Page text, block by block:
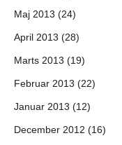
Maj 2013 (24)
April 2013 (28)
Marts 2013 (19)
Februar 2013 (22)
Januar 2013 (12)
December 2012 (16)